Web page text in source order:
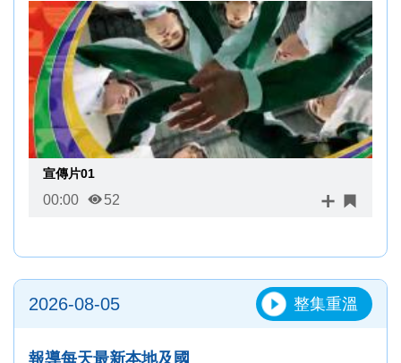
宣傳片01
00:00 52
2026-08-05 整集重溫
報導每天最新本地及國